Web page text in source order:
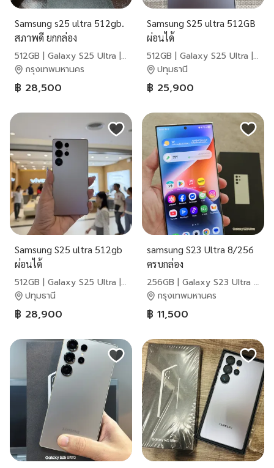
Samsung s25 ultra 512gb.
สภาพดี ยกกล่อง
512GB | Galaxy S25 Ultra |
Samsung
กรุงเทพมหานคร
฿ 28,500
Samsung S25 ultra 512GB
ผ่อนได้
512GB | Galaxy S25 Ultra |
Samsung
ปทุมธานี
฿ 25,900
Samsung S25 ultra 512gb
ผ่อนได้
512GB | Galaxy S25 Ultra |
Samsung
ปทุมธานี
฿ 28,900
samsung S23 Ultra 8/256
ครบกล่อง
256GB | Galaxy S23 Ultra |
Samsung
กรุงเทพมหานคร
฿ 11,500